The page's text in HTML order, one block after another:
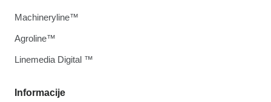
Informacije
Machineryline™
Agroline™
Linemedia Digital ™